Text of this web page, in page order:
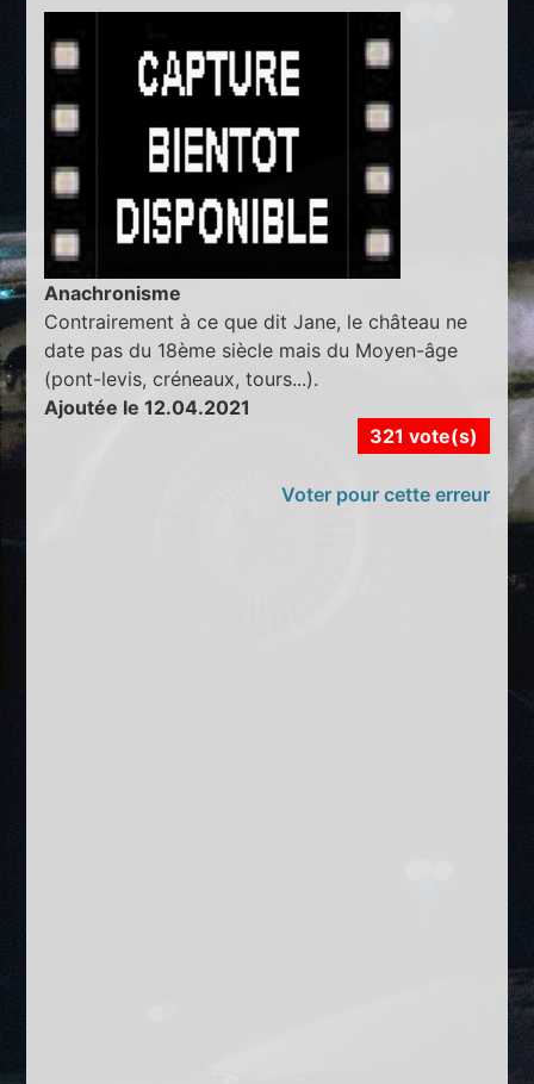
Anachronisme
Contrairement à ce que dit Jane, le château ne
date pas du 18ème siècle mais du Moyen-âge
(pont-levis, créneaux, tours...).
Ajoutée le 12.04.2021
321 vote(s)
Voter pour cette erreur